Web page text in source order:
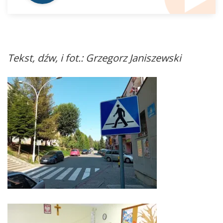
Tekst, dźw, i fot.: Grzegorz Janiszewski